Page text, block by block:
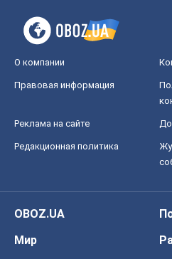
О компании
Правовая информация
Реклама на сайте
Редакционная политика
OBOZ.UA
Мир